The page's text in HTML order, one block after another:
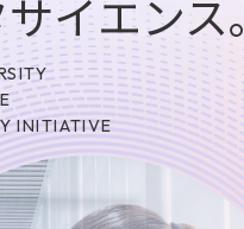
イエンス。
INITIATIVE